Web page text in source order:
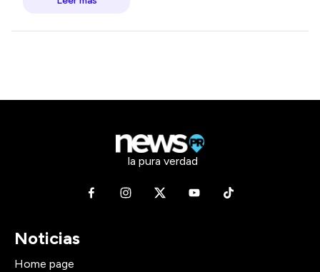
la pura verdad
Noticias
Home page